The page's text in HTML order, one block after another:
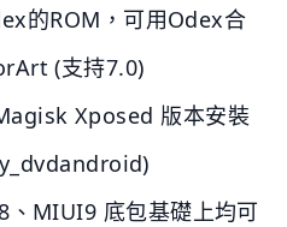
的ROM，可用Odex合
(支持7.0)
Xposed 版本安裝
MIUI9 底包基礎上均可